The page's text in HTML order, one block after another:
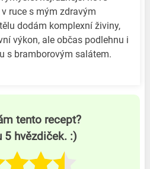
ruce s mým zdravým
dodám komplexní živiny,
výkon, ale občas podlehnu i
s bramborovým salátem.
tento recept?
5 hvězdiček. :)